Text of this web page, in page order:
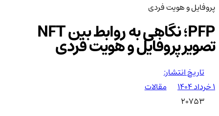
پروفایل و هویت فردی
PFP؛ نگاهی به روابط بین NFT
تصویر پروفایل و هویت فردی
تاریخ انتشار:
مقالات
20753